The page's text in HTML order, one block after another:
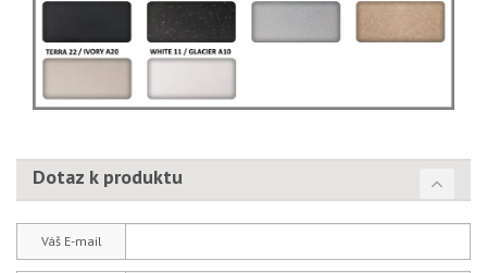
Dotaz k produktu
Váš E-mail